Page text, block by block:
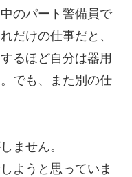
のパート警備員で
だけの仕事だと、
るほど自分は器用
でも、また別の仕
ません。
ようと思っていま